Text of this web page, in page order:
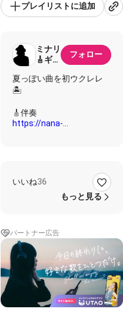
プレイリストに追加
ミナリ
🎸ギタ
フォロー
夏っぽい曲を初ウクレレ
🏝
https://nana-
#ウクレレ
いいね36
もっと見る
パートナー広告